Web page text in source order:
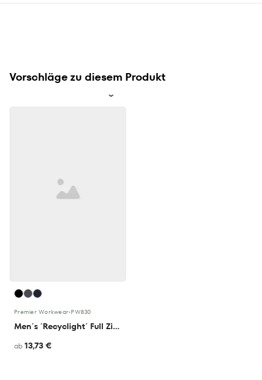
Vorschläge zu diesem Produkt
Premier Workwear•PW830
Men´s ´Recyclight´ Full Zip Micro Fleece
ab 13,73 €